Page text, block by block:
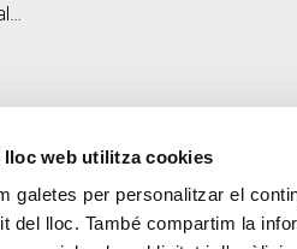
lloc web utilitza cookies
galetes per personalitzar el
del lloc. També compartim la